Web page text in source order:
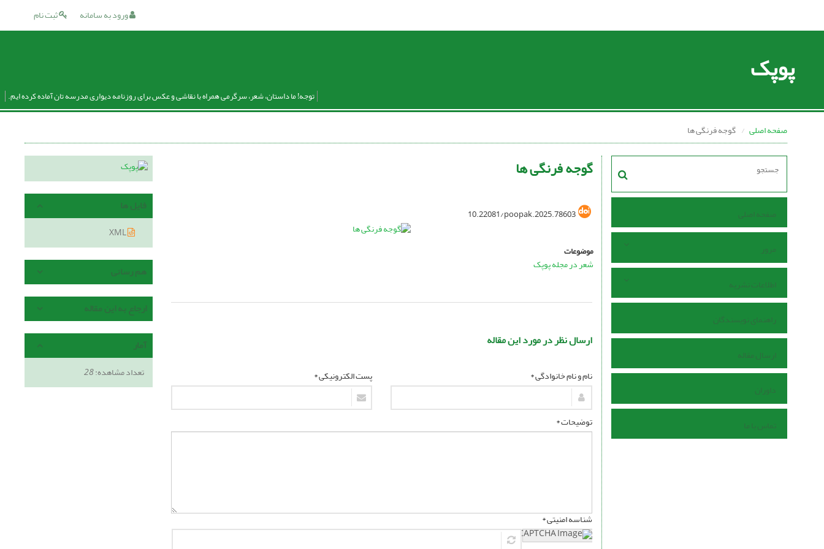
ثبت نام ورود به سامانه
پوپک
توجه! ما داستان، شعر، سرگرمی همراه با نقاشی و عکس برای روزنامه دیواری مدرسه تان آماده کرده ایم.
صفحه اصلی گوجه فرنگی ها
صفحه اصلی
مرور
اطلاعات نشریه
راهنمای نویسندگان
ارسال مقاله
داوران
تماس با ما
گوجه فرنگی ها
10.22081/poopak.2025.78603
موضوعات
شعر در مجله پوپک
ارسال نظر در مورد این مقاله
نام و نام خانوادگی * پست الکترونیکی *
توضیحات *
شناسه امنیتی *
فایل ها
XML
هم رسانی
ارجاع به این مقاله
آمار
تعداد مشاهده:28